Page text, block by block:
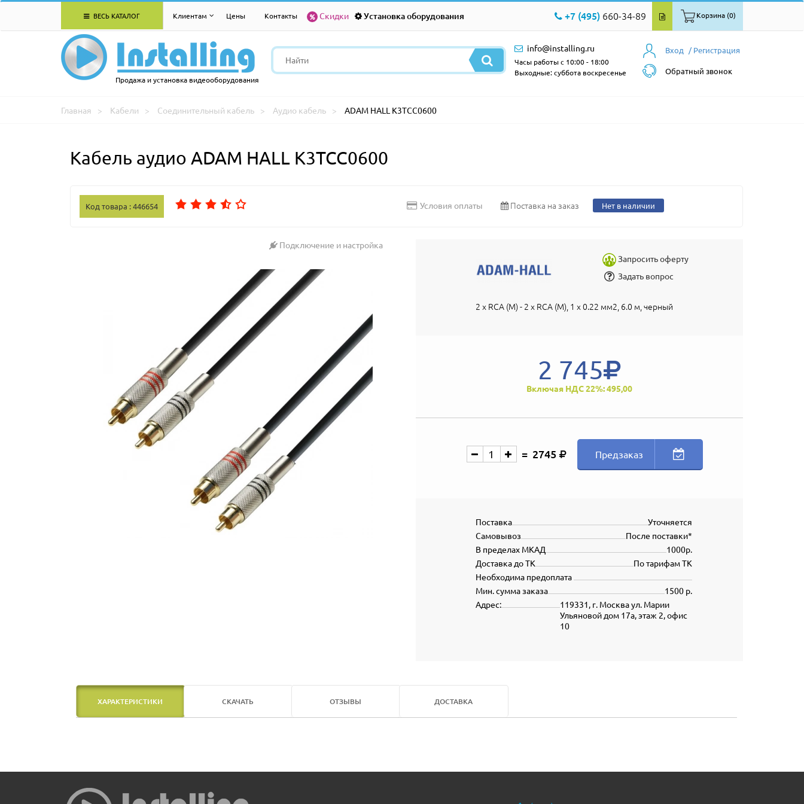
ВЕСЬ КАТАЛОГ Клиентам Цены Контакты Скидки Установка оборудования +7 (495) 660-34-89 Корзина (0)
Продажа и установка видеооборудования
Вход / Регистрация
Обратный звонок
info@installing.ru
Часы работы с 10:00 - 18:00
Выходные: суббота воскресенье
Главная Кабели Соединительный кабель Аудио кабель ADAM HALL K3TCC0600
Кабель аудио ADAM HALL K3TCC0600
Код товара : 446654 Условия оплаты Поставка на заказ Нет в наличии
Подключение и настройка
Запросить оферту
Задать вопрос
2 x RCA (M) - 2 x RCA (M), 1 x 0.22 мм2, 6.0 м, черный
2 745
Включая НДС 22%: 495,00
2745 Предзаказ
Уточняется
Поставка
После поставки*
Самовывоз
1000р.
В пределах МКАД
По тарифам ТК
Доставка до ТК
Необходима предоплата
1500 р.
Мин. сумма заказа
119331, г. Москва ул. Марии
Ульяновой дом 17а, этаж 2, офис
10
Адрес:
ХАРАКТЕРИСТИКИ СКАЧАТЬ ОТЗЫВЫ ДОСТАВКА